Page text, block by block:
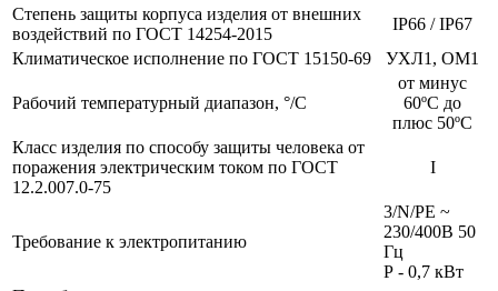
Степень защиты корпуса изделия от внешних
воздействий по ГОСТ 14254-2015
IP66 / IP67
Климатическое исполнение по ГОСТ 15150-69
УХЛ1, ОМ1
Рабочий температурный диапазон, °/С
от минус
60ºС до
плюс 50ºС
Класс изделия по способу защиты человека от
поражения электрическим током по ГОСТ
12.2.007.0-75
I
Требование к электропитанию
3/N/PE ~
230/400В 50
Гц
Р - 0,7 кВт